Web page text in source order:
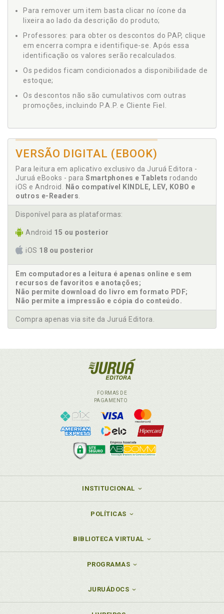
Para remover um item basta clicar no ícone da
lixeira ao lado da descrição do produto;
Professores: para obter os descontos do PAP, clique
em encerra compra e identifique-se. Após essa
identificação os valores serão recalculados.
Os pedidos ficam condicionados a disponibilidade de
estoque;
Os descontos não são cumulativos com outras
promoções, incluindo P.A.P. e Cliente Fiel.
VERSÃO DIGITAL (EBOOK)
Para leitura em aplicativo exclusivo da Juruá Editora -
Juruá eBooks - para Smartphones e Tablets rodando
iOS e Android.
Não compatível KINDLE, LEV, KOBO e
outros e-Readers
Disponível para as plataformas:
Android 15 ou posterior
iOS 18 ou posterior
Em computadores a leitura é apenas online e sem
recursos de favoritos e anotações;
Não permite download do livro em formato PDF;
Não permite a impressão e cópia do conteúdo.
Compra apenas via site da Juruá Editora.
FORMAS DE
PAGAMENTO
INSTITUCIONAL
POLÍTICAS
BIBLIOTECA VIRTUAL
PROGRAMAS
JURUÁDOCS